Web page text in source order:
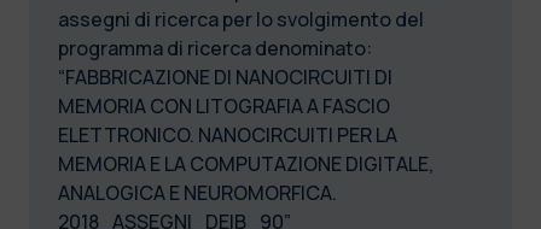
assegni di ricerca per lo svolgimento del
programma di ricerca denominato:
“FABBRICAZIONE DI NANOCIRCUITI DI
MEMORIA CON LITOGRAFIA A FASCIO
ELETTRONICO. NANOCIRCUITI PER LA
MEMORIA E LA COMPUTAZIONE DIGITALE,
ANALOGICA E NEUROMORFICA.
2018_ASSEGNI_DEIB_90”